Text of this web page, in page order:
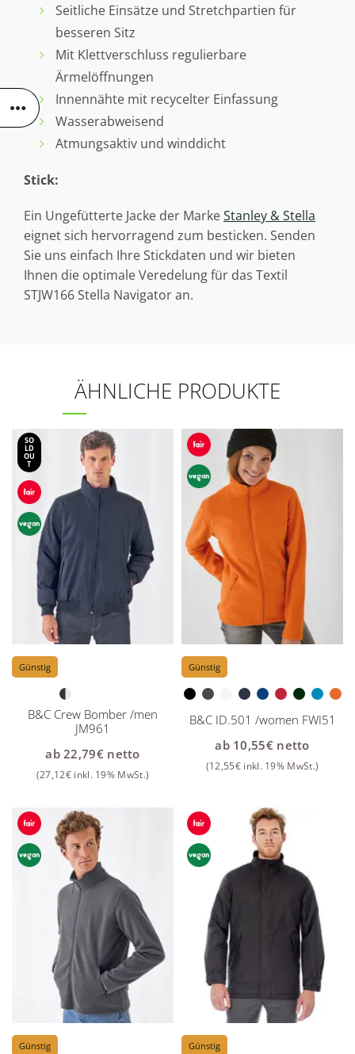
Seitliche Einsätze und Stretchpartien für
besseren Sitz
Mit Klettverschluss regulierbare
Ärmelöffnungen
Innennähte mit recycelter Einfassung
Wasserabweisend
Atmungsaktiv und winddicht
Stick:
Ein Ungefütterte Jacke der MarkeStanley & Stella
eignet sich hervorragend zum besticken. Senden
Sie uns einfach Ihre Stickdaten und wir bieten
Ihnen die optimale Veredelung für das Textil
STJW166 Stella Navigator an.
ÄHNLICHE PRODUKTE
SO
LD
OU
T
Günstig
B&C Crew Bomber /men
JM961
ab22,79€netto
(27,12€ inkl. 19% MwSt.)
Günstig
B&C ID.501 /women FWI51
ab 10,55€netto
(12,55€ inkl. 19% MwSt.)
Günstig Günstig